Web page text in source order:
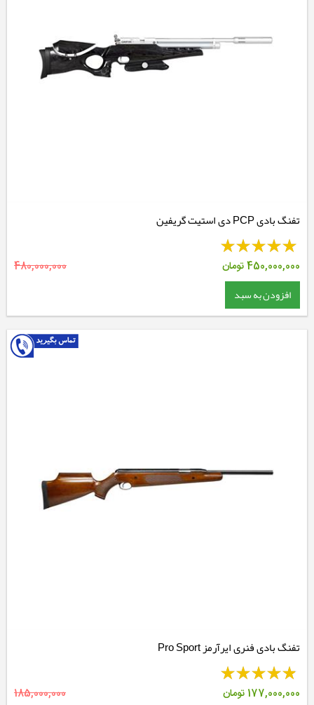
تفنگ بادی PCP دی استیت گریفین
450,000,000تومان 480,000,000
افزودن به سبد
تفنگ بادی فنری ایرآرمز Pro Sport
177,000,000 تومان 185,000,000